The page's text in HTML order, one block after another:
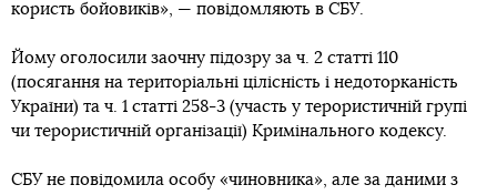
користь бойовиків», — повідомляють в СБУ.
Йому оголосили заочну підозру за ч. 2 статті 110
(посягання на територіальні цілісність і недоторканість
України) та ч. 1 статті 258-3 (участь у терористичній групі
чи терористичній організації) Кримінального кодексу.
СБУ не повідомила особу «чиновника», але за даними з